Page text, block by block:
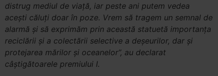
distrug mediul de viață, iar peste ani putem vedea
acești căluți doar în poze. Vrem să tragem un semnal de
alarmă și să exprimăm prin această statuetă importanța
reciclării și a colectării selective a deșeurilor, dar și
protejarea mărilor și oceanelor”, au declarat
câștigătoarele premiului I.